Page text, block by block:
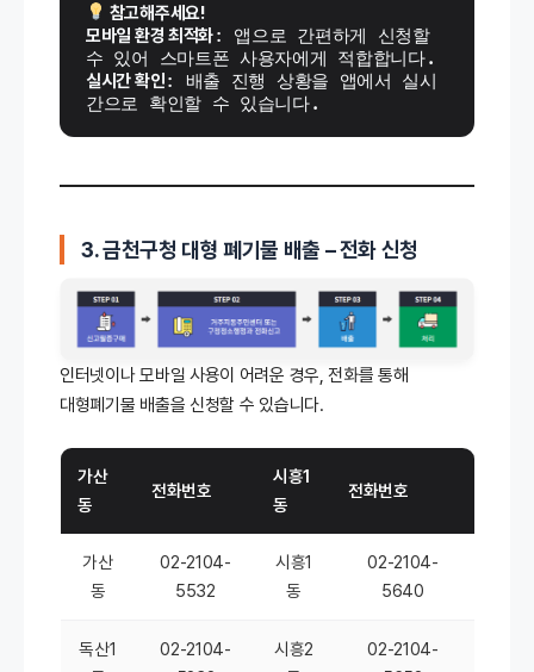
참고해주세요!
모바일 환경 최적화: 앱으로 간편하게 신청할
수 있어 스마트폰 사용자에게 적합합니다.
실시간 확인: 배출 진행 상황을 앱에서 실시
간으로 확인할 수 있습니다.
3.금천구청 대형 폐기물 배출 –전화 신청
인터넷이나 모바일 사용이 어려운 경우, 전화를 통해
대형폐기물 배출을 신청할 수 있습니다.
가산
동
전화번호
시흥1
동
전화번호
가산
동
02-2104-
5532
시흥1
동
02-2104-
5640
독산1
02-2104-
시흥2
02-2104-